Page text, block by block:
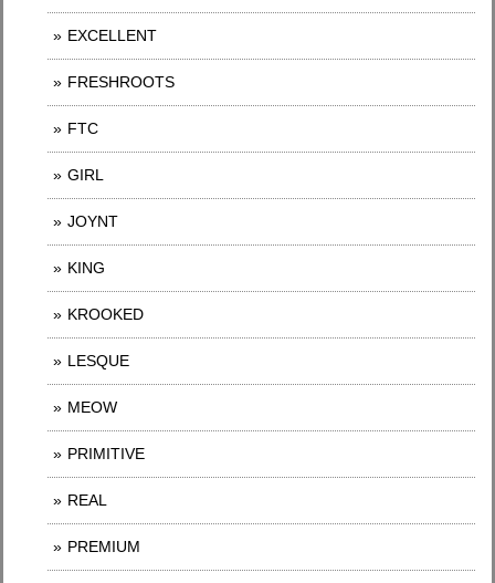
EXCELLENT
FRESHROOTS
FTC
GIRL
JOYNT
KING
KROOKED
LESQUE
MEOW
PRIMITIVE
REAL
PREMIUM